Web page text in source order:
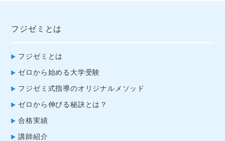
フジゼミとは
フジゼミとは
ゼロから始める大学受験
フジゼミ式指導のオリジナルメソッド
ゼロから伸びる秘訣とは？
合格実績
講師紹介